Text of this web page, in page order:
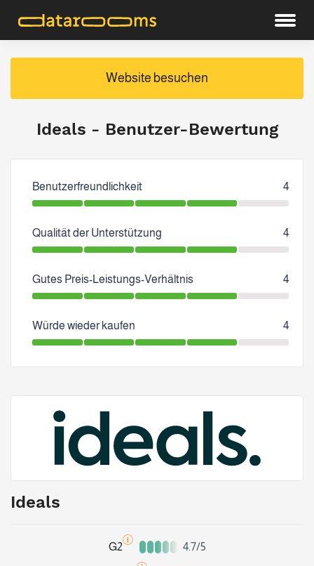
Ideals
G2 4.7/5
Website besuchen
Ideals - Benutzer-Bewertung
Benutzerfreundlichkeit 4
Qualität der Unterstützung 4
Gutes Preis-Leistungs-Verhältnis 4
Würde wieder kaufen 4